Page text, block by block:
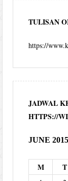
TULISAN
https://
JADWAL
HTTPS://
JUNE 2015
M T